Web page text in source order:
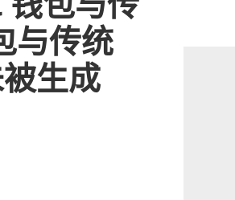
与传统
生成